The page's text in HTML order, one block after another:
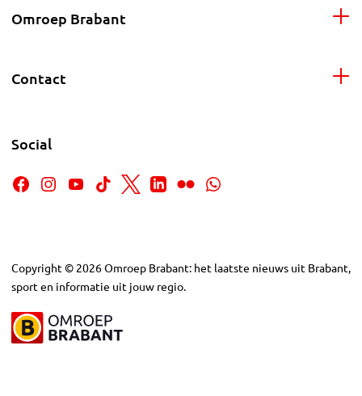
Omroep Brabant
Contact
Social
Copyright © 2026Omroep Brabant: het laatste nieuws uit Brabant,
sport en informatie uit jouw regio.